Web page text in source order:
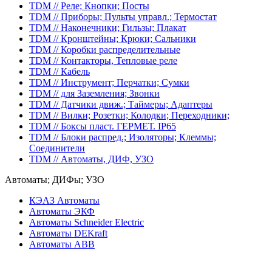
TDM // Реле; Кнопки; Посты
TDM // Приборы; Пульты управл.; Термостат
TDM // Наконечники; Гильзы; Плакат
TDM // Кронштейны; Крюки; Сальники
TDM // Коробки распределительные
TDM // Контакторы, Тепловые реле
TDM // Кабель
TDM // Инструмент; Перчатки; Сумки
TDM // для Заземления; Звонки
TDM // Датчики движ.; Таймеры; Адаптеры
TDM // Вилки; Розетки; Колодки; Переходники;
TDM // Боксы пласт. ГЕРМЕТ. IP65
TDM // Блоки распред.; Изоляторы; Клеммы;
Соединители
TDM // Автоматы, ДИФ, УЗО
Автоматы; ДИФы; УЗО
КЭАЗ Автоматы
Автоматы ЭКФ
Автоматы Schneider Electric
Автоматы DEKraft
Автоматы ABB